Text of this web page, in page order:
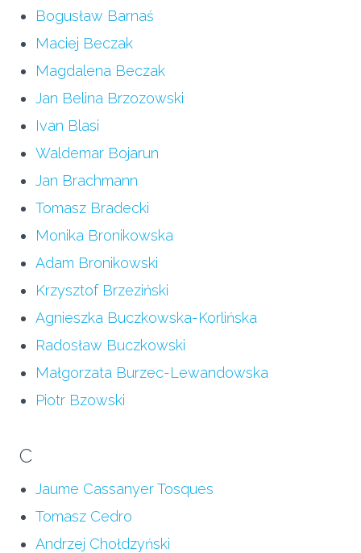
Bogusław Barnaś
Maciej Beczak
Magdalena Beczak
Jan Belina Brzozowski
Ivan Blasi
Waldemar Bojarun
Jan Brachmann
Tomasz Bradecki
Monika Bronikowska
Adam Bronikowski
Krzysztof Brzeziński
Agnieszka Buczkowska-Korlińska
Radosław Buczkowski
Małgorzata Burzec-Lewandowska
Piotr Bzowski
C
Jaume Cassanyer Tosques
Tomasz Cedro
Andrzej Chołdzyński